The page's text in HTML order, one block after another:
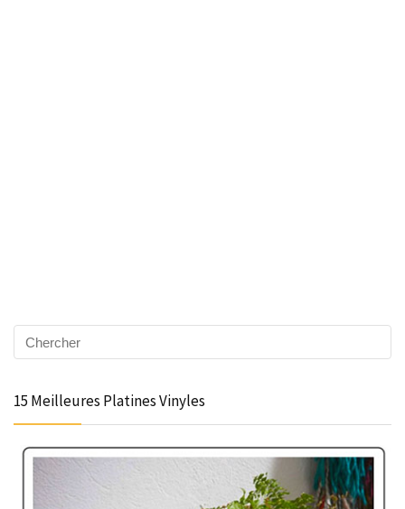
15 Meilleures Platines Vinyles